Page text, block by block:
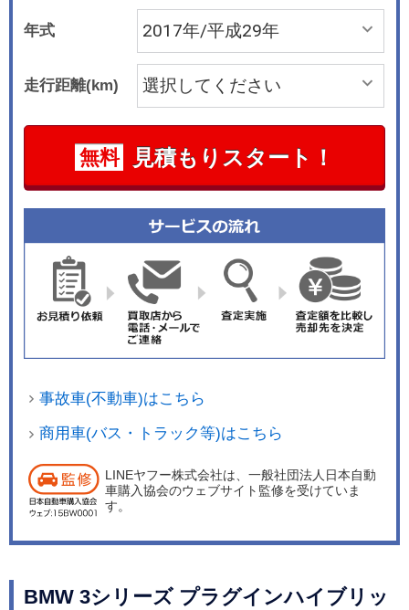
年式
走行距離(km)
無料 見積もりスタート！
事故車(不動車)はこちら
商用車(バス・トラック等)はこちら
LINEヤフー株式会社は、一般社団法人日本自動
車購入協会のウェブサイト監修を受けていま
す。
BMW 3シリーズ プラグインハイブリッ